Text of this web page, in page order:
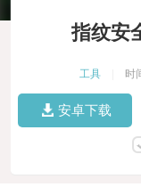
指纹安
工具 时
安卓下载